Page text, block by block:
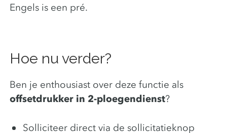
Engels is een pré.
Hoe nu verder?
Ben je enthousiast over deze functie als
offsetdrukker in 2-ploegendienst?
Solliciteer direct via de sollicitatieknop